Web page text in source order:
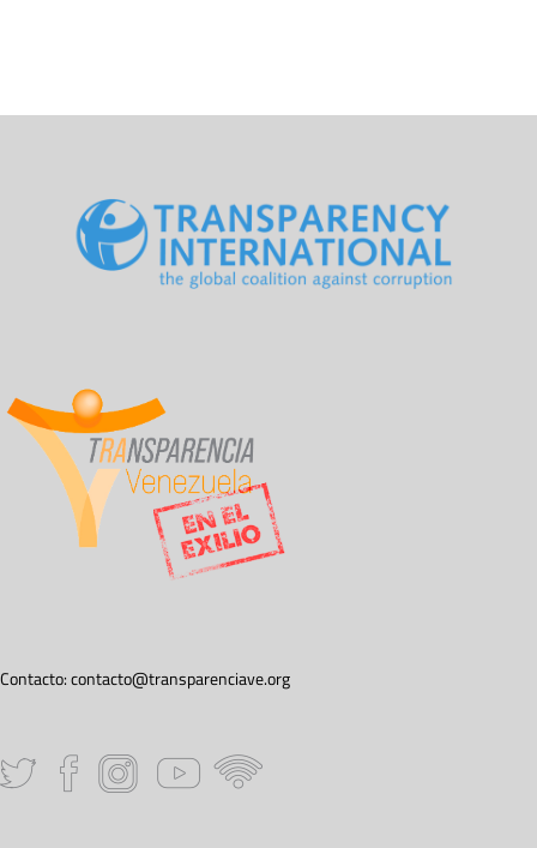
Contacto:contacto@transparenciave.org